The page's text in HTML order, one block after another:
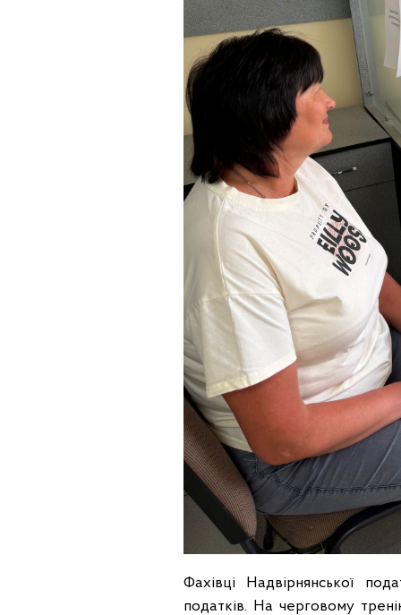
Фахівці Надвірнянської
податків. На черговому